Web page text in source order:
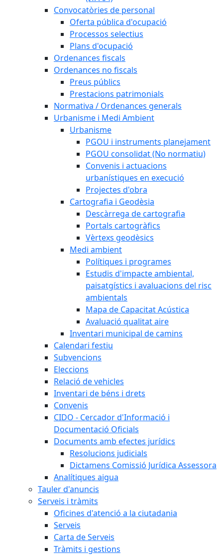
Convocatòries de personal
Oferta pública d'ocupació
Processos selectius
Plans d'ocupació
Ordenances fiscals
Ordenances no fiscals
Preus públics
Prestacions patrimonials
Normativa / Ordenances generals
Urbanisme i Medi Ambient
Urbanisme
PGOU i instruments planejament
PGOU consolidat (No normatiu)
Convenis i actuacions
urbanístiques en execució
Projectes d'obra
Cartografia i Geodèsia
Descàrrega de cartografia
Portals cartogràfics
Vèrtexs geodèsics
Medi ambient
Polítiques i programes
Estudis d'impacte ambiental,
paisatgístics i avaluacions del risc
ambientals
Mapa de Capacitat Acústica
Avaluació qualitat aire
Inventari municipal de camins
Calendari festiu
Subvencions
Eleccions
Relació de vehicles
Inventari de béns i drets
Convenis
CIDO - Cercador d'Informació i
Documentació Oficials
Documents amb efectes jurídics
Resolucions judicials
Dictamens Comissió Jurídica Assessora
Analítiques aigua
Tauler d'anuncis
Serveis i tràmits
Oficines d'atenció a la ciutadania
Serveis
Carta de Serveis
Tràmits i gestions